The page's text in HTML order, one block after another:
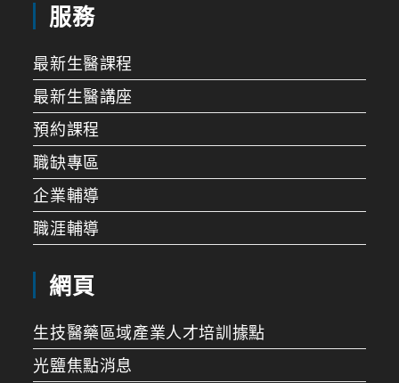
服務
最新生醫課程
最新生醫講座
預約課程
職缺專區
企業輔導
職涯輔導
網頁
生技醫藥區域產業人才培訓據點
光鹽焦點消息